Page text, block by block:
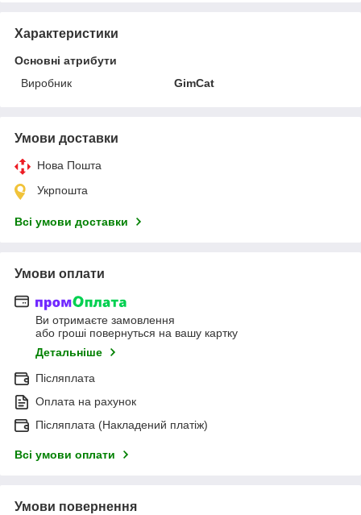
Характеристики
Основні атрибути
Виробник
GimCat
Умови доставки
Нова Пошта
Укрпошта
Всі умови доставки
Умови оплати
Ви отримаєте замовлення
або гроші повернуться на вашу картку
Детальніше
Післяплата
Оплата на рахунок
Післяплата (Накладений платіж)
Всі умови оплати
Умови повернення